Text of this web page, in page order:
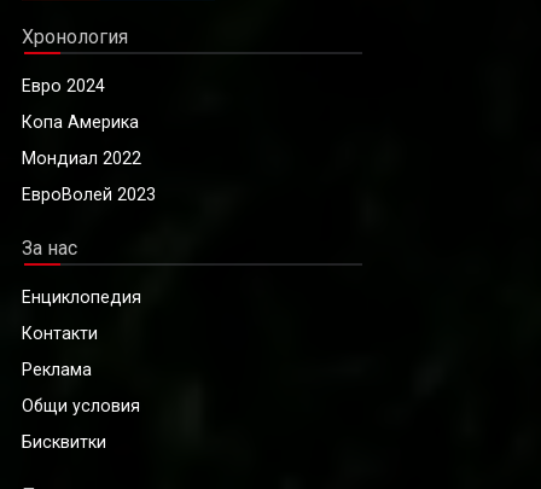
Хронология
Евро 2024
Копа Америка
Мондиал 2022
ЕвроВолей 2023
За нас
Енциклопедия
Контакти
Реклама
Общи условия
Бисквитки